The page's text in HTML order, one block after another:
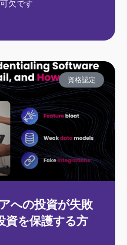
欠です
資格認定
への投資が失敗
資を保護する方